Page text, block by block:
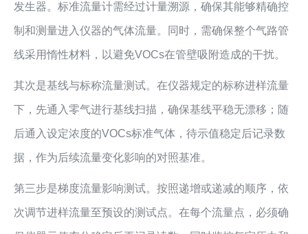
发生器。标准流量计需经过计量溯源，确保其能够精确控
制和测量进入仪器的气体流量。同时，需确保整个气路管
线采用惰性材料，以避免VOCs在管壁吸附造成的干扰。
其次是基线与标称流量测试。在仪器规定的标称进样流量
下，先通入零气进行基线扫描，确保基线平稳无漂移；随
后通入设定浓度的VOCs标准气体，待示值稳定后记录数
据，作为后续流量变化影响的对照基准。
第三步是梯度流量影响测试。按照递增或递减的顺序，依
次调节进样流量至预设的测试点。在每个流量点，必须确